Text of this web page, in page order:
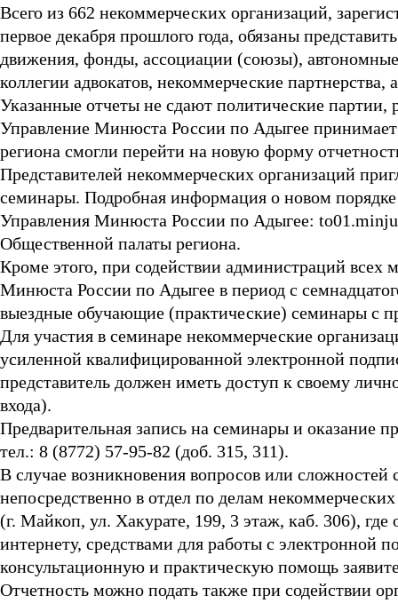
Всего из 662 некоммерческих организаций,
первое декабря прошлого года, обязаны
движения, фонды, ассоциации (союзы),
коллегии адвокатов, некоммерческие партнерства,
Указанные отчеты не сдают политические
Управление Минюста России по Адыгее
региона смогли перейти на новую форму
Представителей некоммерческих организаций
семинары. Подробная информация о новом
Управления Минюста России по Адыгее:
Общественной палаты региона.
Кроме этого, при содействии администраций
Минюста России по Адыгее в период с
выездные обучающие (практические) семинары с
Для участия в семинаре некоммерческие
усиленной квалифицированной электронной
представитель должен иметь доступ к своему
входа).
Предварительная запись на семинары и оказание
тел.: 8 (8772) 57-95-82 (доб. 315, 311).
В случае возникновения вопросов или сложностей
непосредственно в отдел по делам
(г. Майкоп, ул. Хакурате, 199, 3 этаж, каб. 306),
интернету, средствами для работы с электронной
консультационную и практическую помощь
Отчетность можно подать также при содействии